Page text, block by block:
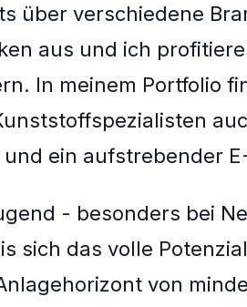
über verschiedene
aus und ich
In meinem Portfolio
ein aufstrebender
- besonders bei
sich das volle
von